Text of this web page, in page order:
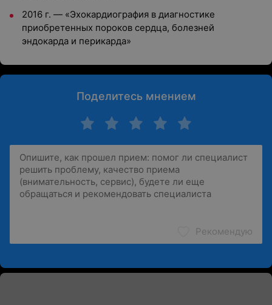
2016 г. — «Эхокардиография в диагностике
приобретенных пороков сердца, болезней
эндокарда и перикарда»
Поделитесь мнением
Рекомендую